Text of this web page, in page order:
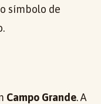
símbolo de
Campo Grande. A